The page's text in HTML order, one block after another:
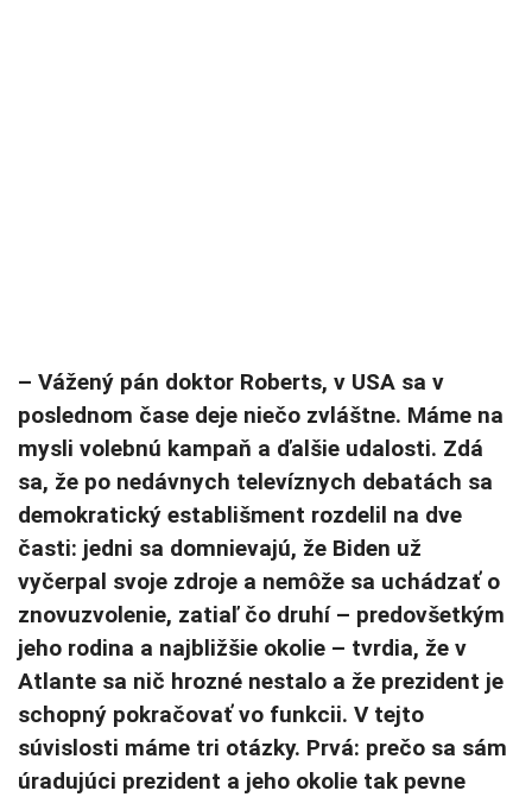
– Vážený pán doktor Roberts, v USA sa v
poslednom čase deje niečo zvláštne. Máme na
mysli volebnú kampaň a ďalšie udalosti. Zdá
sa, že po nedávnych televíznych debatách sa
demokratický establišment rozdelil na dve
časti: jedni sa domnievajú, že Biden už
vyčerpal svoje zdroje a nemôže sa uchádzať o
znovuzvolenie, zatiaľ čo druhí – predovšetkým
jeho rodina a najbližšie okolie – tvrdia, že v
Atlante sa nič hrozné nestalo a že prezident je
schopný pokračovať vo funkcii. V tejto
súvislosti máme tri otázky. Prvá: prečo sa sám
úradujúci prezident a jeho okolie tak pevne